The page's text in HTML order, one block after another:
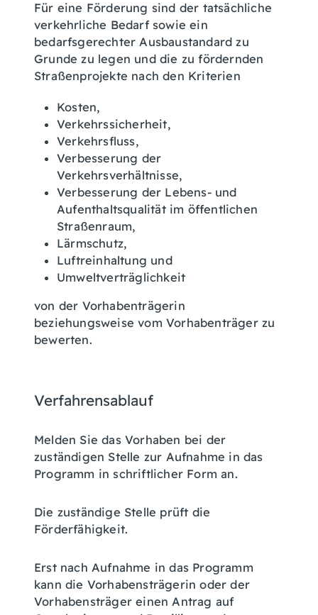
Für eine Förderung sind der tatsächliche
verkehrliche Bedarf sowie ein
bedarfsgerechter Ausbaustandard zu
Grunde zu legen und die zu fördernden
Straßenprojekte nach den Kriterien
Kosten,
Verkehrssicherheit,
Verkehrsfluss,
Verbesserung der
Verkehrsverhältnisse,
Verbesserung der Lebens- und
Aufenthaltsqualität im öffentlichen
Straßenraum,
Lärmschutz,
Luftreinhaltung und
Umweltverträglichkeit
von der Vorhabenträgerin
beziehungsweise vom Vorhabenträger zu
bewerten.
Verfahrensablauf
Melden Sie das Vorhaben bei der
zuständigen Stelle zur Aufnahme in das
Programm in schriftlicher Form an.
Die zuständige Stelle prüft die
Förderfähigkeit.
Erst nach Aufnahme in das Programm
kann die Vorhabensträgerin oder der
Vorhabensträger einen Antrag auf